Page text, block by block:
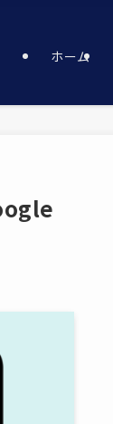
ホーム